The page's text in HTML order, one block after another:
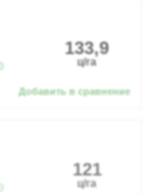
Добавить в сравнение
133,9
ц/га
121
ц/га